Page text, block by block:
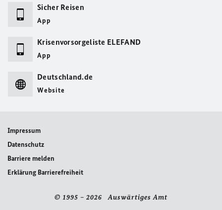
Sicher Reisen
App
Krisenvorsorgeliste ELEFAND
App
Deutschland.de
Website
Impressum
Datenschutz
Barriere melden
Erklärung Barrierefreiheit
© 1995 – 2026 Auswärtiges Amt